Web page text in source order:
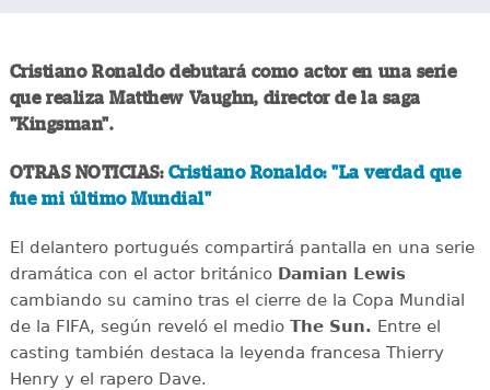
Cristiano Ronaldo debutará como actor en una serie
que realiza Matthew Vaughn, director de la saga
"Kingsman".
OTRAS NOTICIAS: Cristiano Ronaldo: "La verdad que
fue mi último Mundial"
El delantero portugués compartirá pantalla en una serie
dramática con el actor británico Damian Lewis
cambiando su camino tras el cierre de la Copa Mundial
de la FIFA, según reveló el medioThe Sun. Entre el
casting también destaca la leyenda francesa Thierry
Henry y el rapero Dave.